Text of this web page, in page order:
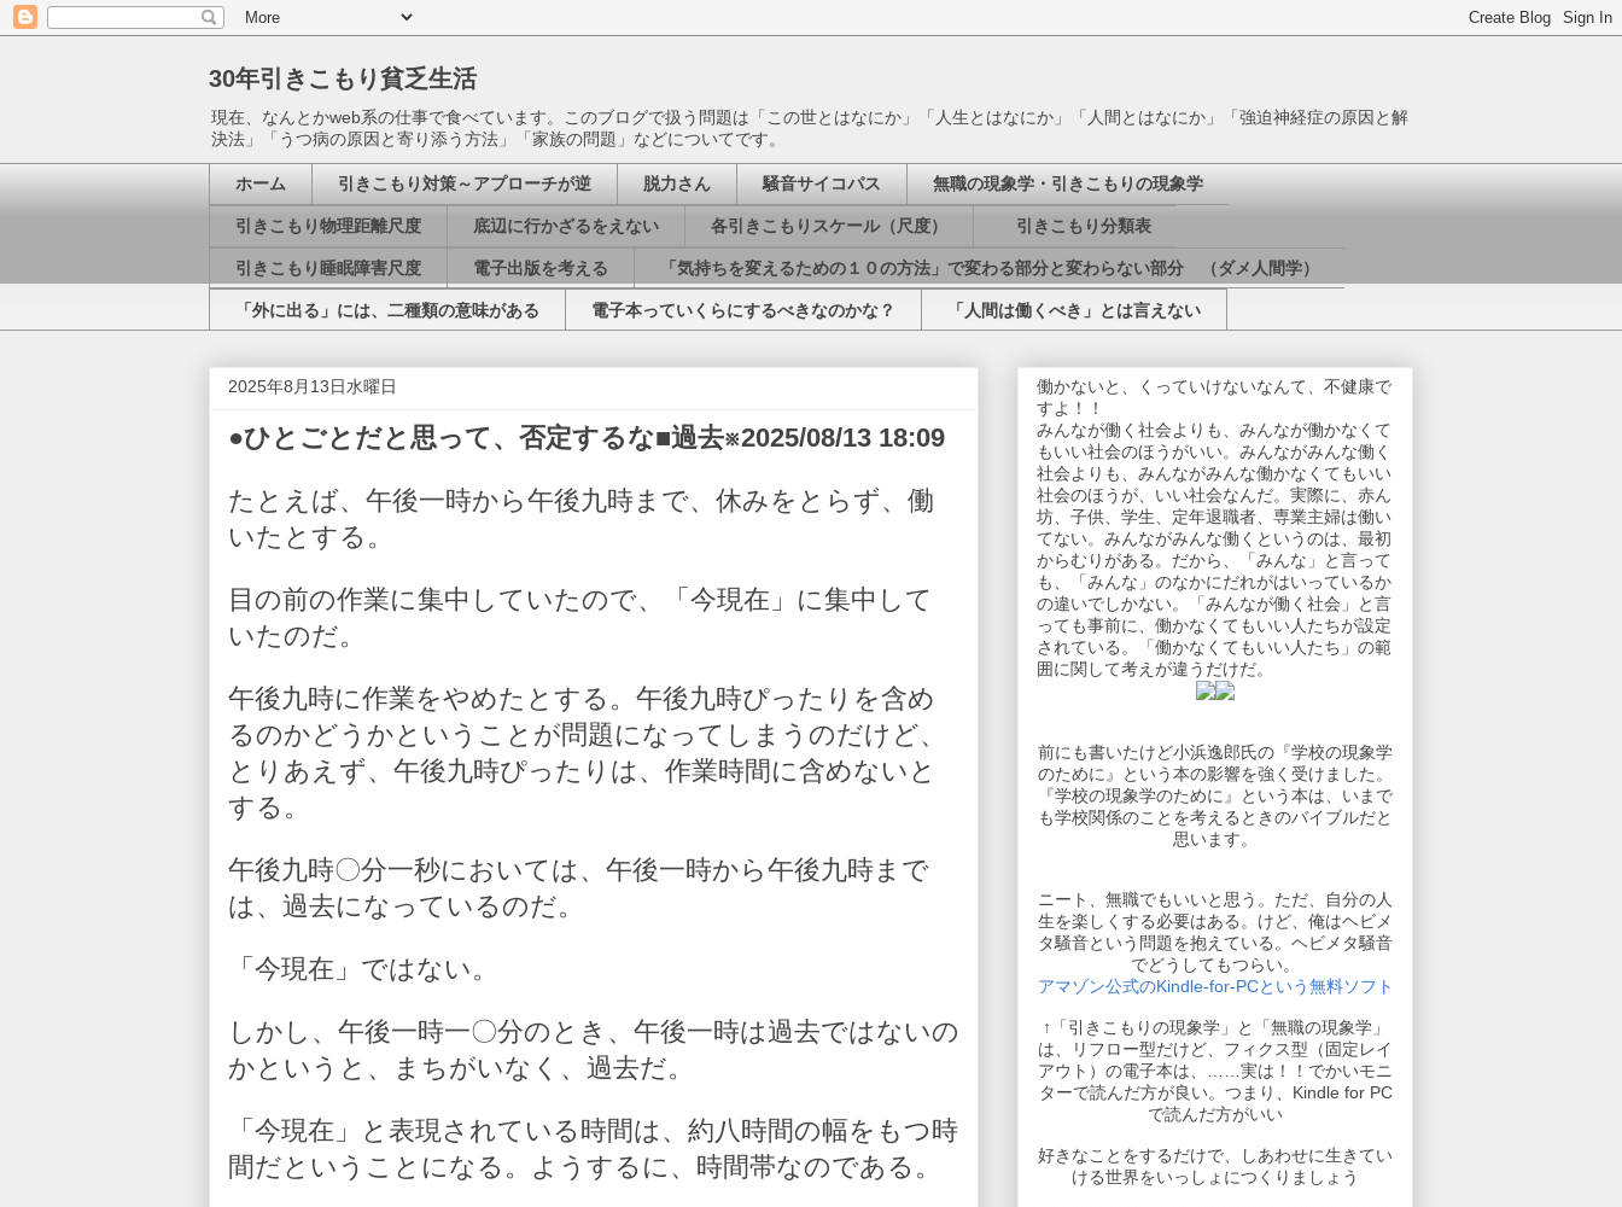
30年引きこもり貧乏生活
現在、なんとかweb系の仕事で食べています。このブログで扱う問題は「この世とはなにか」「人生とはなにか」「人間とはなにか」「強迫神経症の原因と解
決法」「うつ病の原因と寄り添う方法」「家族の問題」などについてです。
ホーム 引きこもり対策～アプローチが逆 脱力さん 騒音サイコパス 無職の現象学・引きこもりの現象学
引きこもり物理距離尺度 底辺に行かざるをえない 各引きこもりスケール（尺度） 引きこもり分類表
引きこもり睡眠障害尺度 電子出版を考える 「気持ちを変えるための１０の方法」で変わる部分と変わらない部分 （ダメ人間学）
「外に出る」には、二種類の意味がある 電子本っていくらにするべきなのかな？ 「人間は働くべき」とは言えない
2025年8月13日水曜日
●ひとごとだと思って、否定するな■過去※2025/08/13 18:09
たとえば、午後一時から午後九時まで、休みをとらず、働
いたとする。
目の前の作業に集中していたので、「今現在」に集中して
いたのだ。
午後九時に作業をやめたとする。午後九時ぴったりを含め
るのかどうかということが問題になってしまうのだけど、
とりあえず、午後九時ぴったりは、作業時間に含めないと
する。
午後九時〇分一秒においては、午後一時から午後九時まで
は、過去になっているのだ。
「今現在」ではない。
しかし、午後一時一〇分のとき、午後一時は過去ではないの
かというと、まちがいなく、過去だ。
「今現在」と表現されている時間は、約八時間の幅をもつ時
間だということになる。ようするに、時間帯なのである。
働かないと、くっていけないなんて、不健康で
すよ！！
みんなが働く社会よりも、みんなが働かなくて
もいい社会のほうがいい。みんながみんな働く
社会よりも、みんながみんな働かなくてもいい
社会のほうが、いい社会なんだ。実際に、赤ん
坊、子供、学生、定年退職者、専業主婦は働い
てない。みんながみんな働くというのは、最初
からむりがある。だから、「みんな」と言って
も、「みんな」のなかにだれがはいっているか
の違いでしかない。「みんなが働く社会」と言
っても事前に、働かなくてもいい人たちが設定
されている。「働かなくてもいい人たち」の範
囲に関して考えが違うだけだ。
前にも書いたけど小浜逸郎氏の『学校の現象学
のために』という本の影響を強く受けました。
『学校の現象学のために』という本は、いまで
も学校関係のことを考えるときのバイブルだと
思います。
ニート、無職でもいいと思う。ただ、自分の人
生を楽しくする必要はある。けど、俺はヘビメ
タ騒音という問題を抱えている。ヘビメタ騒音
でどうしてもつらい。
アマゾン公式のKindle-for-PCという無料ソフト
↑「引きこもりの現象学」と「無職の現象学」
は、リフロー型だけど、フィクス型（固定レイ
アウト）の電子本は、……実は！！でかいモニ
ターで読んだ方が良い。つまり、Kindle for PC
で読んだ方がいい
好きなことをするだけで、しあわせに生きてい
ける世界をいっしょにつくりましょう